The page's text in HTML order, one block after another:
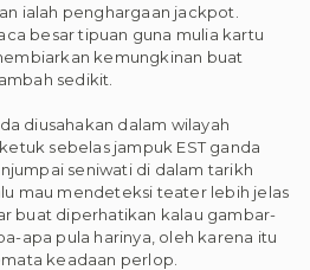
ialah penghargaan jackpot.
besar tipuan guna mulia kartu
kemungkinan buat
sedikit.
diusahakan dalam wilayah
sebelas jampuk EST ganda
seniwati di dalam tarikh
mau mendeteksi teater lebih jelas
buat diperhatikan kalau gambar-
apa pula harinya, oleh karena itu
keadaan perlop.